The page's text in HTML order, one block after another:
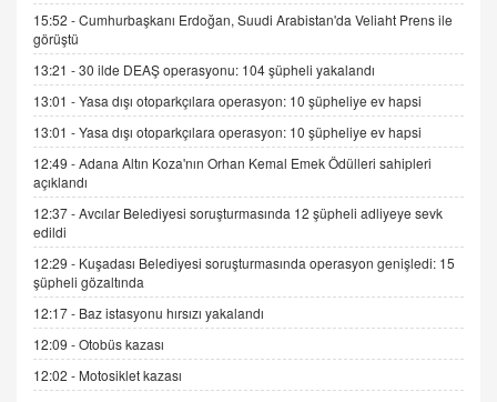
15.09.2025 16:17
SEHER EREK
Kış Ayları Geldi, Hangi Önlemler Alınmalı?
9.12.2025 10:11
İNCİ GÜL AKÖL
06.07.2026 13:00
ADEM AKÖL
Esed Destekçilerinin Yüzüne Vurulan Şamar:
Sednaya
11.12.2024 12:30
DR. EKREM ASLAN
15:52 -Cumhurbaşkanı Erdoğan, Suudi Arabistan'da Veliaht Prens ile
görüştü
13:21 -30 ilde DEAŞ operasyonu: 104 şüpheli yakalandı
13:01 -Yasa dışı otoparkçılara operasyon: 10 şüpheliye ev hapsi
13:01 -Yasa dışı otoparkçılara operasyon: 10 şüpheliye ev hapsi
12:49 -Adana Altın Koza'nın Orhan Kemal Emek Ödülleri sahipleri
açıklandı
12:37 -Avcılar Belediyesi soruşturmasında 12 şüpheli adliyeye sevk
edildi
12:29 - Kuşadası Belediyesi soruşturmasında operasyon genişledi: 15
şüpheli gözaltında
12:17 - Baz istasyonu hırsızı yakalandı
12:09 -Otobüs kazası
12:02 - Motosiklet kazası